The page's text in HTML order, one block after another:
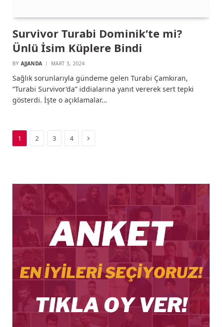
Survivor Turabi Dominik’te mi?
Ünlü İsim Küplere Bindi
BY AJJANDA MART 3, 2024
Sağlık sorunlarıyla gündeme gelen Turabi Çamkıran,
“Turabi Survivor’da” iddialarına yanıt vererek sert tepki
gösterdi. İşte o açıklamalar…
1 2 3 4 Next